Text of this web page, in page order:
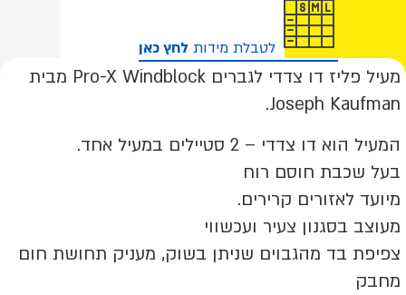
שכבת
חסימת
רוח
מוחלטת
ותחושת
עוטפת
לטבלת מידות לחץ כאן
מעיל פליז דו צדדי לגברים Pro-X Windblock מבית
Joseph Kaufman.
המעיל הוא דו צדדי – 2 סטיילים במעיל אחד.
בעל שכבת חוסם רוח
מיועד לאזורים קרירים.
מעוצב בסגנון צעיר ועכשווי
צפיפת בד מהגבוים שניתן בשוק, מעניק תחושת חום
מחבק